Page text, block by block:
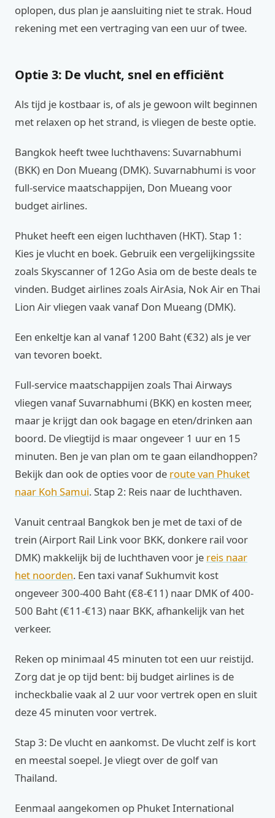
oplopen, dus plan je aansluiting niet te strak. Houd
rekening met een vertraging van een uur of twee.
Optie 3: De vlucht, snel en efficiënt
Als tijd je kostbaar is, of als je gewoon wilt beginnen
met relaxen op het strand, is vliegen de beste optie.
Bangkok heeft twee luchthavens: Suvarnabhumi
(BKK) en Don Mueang (DMK). Suvarnabhumi is voor
full-service maatschappijen, Don Mueang voor
budget airlines.
Phuket heeft een eigen luchthaven (HKT). Stap 1:
Kies je vlucht en boek. Gebruik een vergelijkingssite
zoals Skyscanner of 12Go Asia om de beste deals te
vinden. Budget airlines zoals AirAsia, Nok Air en Thai
Lion Air vliegen vaak vanaf Don Mueang (DMK).
Een enkeltje kan al vanaf 1200 Baht (€32) als je ver
van tevoren boekt.
Full-service maatschappijen zoals Thai Airways
vliegen vanaf Suvarnabhumi (BKK) en kosten meer,
maar je krijgt dan ook bagage en eten/drinken aan
boord. De vliegtijd is maar ongeveer 1 uur en 15
minuten. Ben je van plan om te gaan eilandhoppen?
Bekijk dan ook de opties voor de route van Phuket
naar Koh Samui. Stap 2: Reis naar de luchthaven.
Vanuit centraal Bangkok ben je met de taxi of de
trein (Airport Rail Link voor BKK, donkere rail voor
DMK) makkelijk bij de luchthaven voor je reis naar
het noorden. Een taxi vanaf Sukhumvit kost
ongeveer 300-400 Baht (€8-€11) naar DMK of 400-
500 Baht (€11-€13) naar BKK, afhankelijk van het
verkeer.
Reken op minimaal 45 minuten tot een uur reistijd.
Zorg dat je op tijd bent: bij budget airlines is de
incheckbalie vaak al 2 uur voor vertrek open en sluit
deze 45 minuten voor vertrek.
Stap 3: De vlucht en aankomst. De vlucht zelf is kort
en meestal soepel. Je vliegt over de golf van
Thailand.
Eenmaal aangekomen op Phuket International